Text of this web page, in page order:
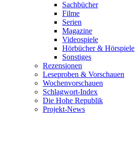
Sachbücher
Filme
Serien
Magazine
Videospiele
Hörbücher & Hörspiele
Sonstiges
Rezensionen
Leseproben & Vorschauen
Wochenvorschauen
Schlagwort-Index
Die Hohe Republik
Projekt-News